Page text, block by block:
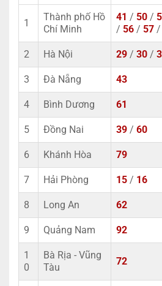
1
Thành phố Hồ
Chí Minh
41 / 50 /
/ 56 / 57 /
2 Hà Nội 29 / 30 /
3 Đà Nẵng 43
4 Bình Dương 61
5 Đồng Nai 39 / 60
6 Khánh Hòa 79
7 Hải Phòng 15 / 16
8 Long An 62
9 Quảng Nam 92
1
0
Bà Rịa - Vũng
Tàu
72